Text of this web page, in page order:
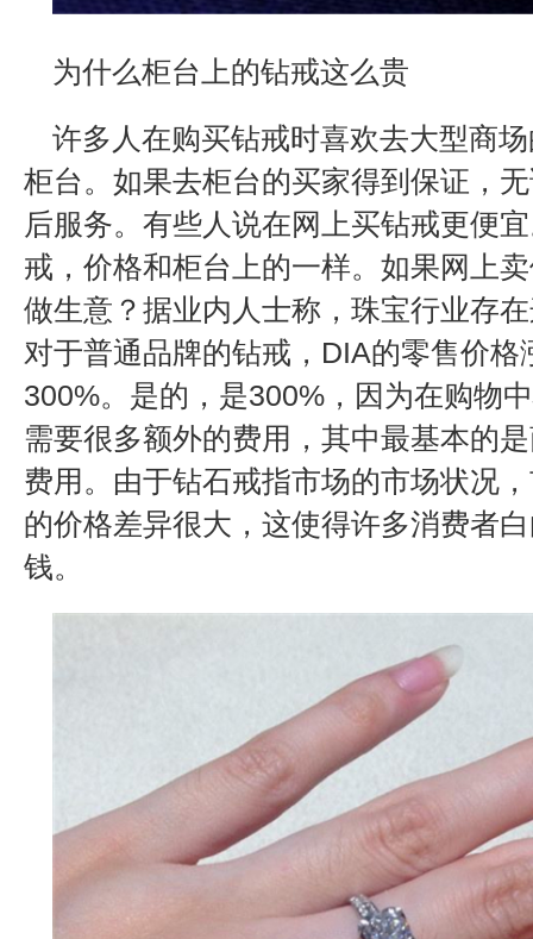
为什么柜台上的钻戒这么贵
许多人在购买钻戒时喜欢去大型商
柜台。如果去柜台的买家得到保证，
后服务。有些人说在网上买钻戒更便
戒，价格和柜台上的一样。如果网上
做生意？据业内人士称，珠宝行业存
对于普通品牌的钻戒，DIA的零售价格
300%。是的，是300%，因为在购物
需要很多额外的费用，其中最基本的
费用。由于钻石戒指市场的市场状况
的价格差异很大，这使得许多消费者
钱。